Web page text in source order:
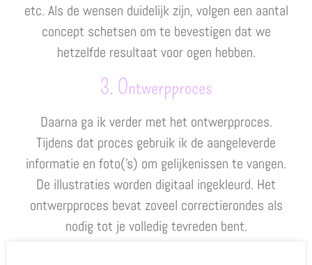
etc. Als de wensen duidelijk zijn, volgen een aantal
concept schetsen om te bevestigen dat we
hetzelfde resultaat voor ogen hebben.
3. Ontwerpproces
Daarna ga ik verder met het ontwerpproces.
Tijdens dat proces gebruik ik de aangeleverde
informatie en foto(’s) om gelijkenissen te vangen.
De illustraties worden digitaal ingekleurd. Het
ontwerpproces bevat zoveel correctierondes als
nodig tot je volledig tevreden bent.